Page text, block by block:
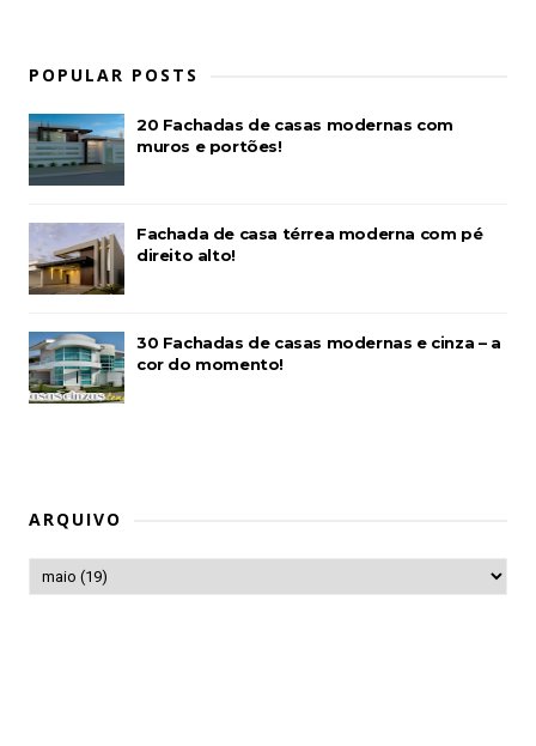
POPULAR POSTS
20 Fachadas de casas modernas com
muros e portões!
Fachada de casa térrea moderna com pé
direito alto!
30 Fachadas de casas modernas e cinza – a
cor do momento!
ARQUIVO